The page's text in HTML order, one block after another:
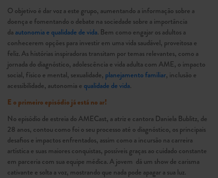
O objetivo é dar voz a este grupo, aumentando a informação sobre a
doença e fomentando o debate na sociedade sobre a importância
daautonomia e qualidade de vida. Bem como engajar os adultos a
conhecerem opções para investir em uma vida saudável, proveitosa e
feliz. As histórias inspiradoras transitam por temas relevantes, como a
jornada do diagnóstico, adolescência e vida adulta com AME, o impacto
social, físico e mental, sexualidade, planejamento familiar, inclusão e
acessibilidade, autonomia equalidade de vida.
E o primeiro episódio já está no ar!
No episódio de estreia do AMECast, a atriz e cantora Daniela Bublitz, de
28 anos, contou como foi o seu processo até o diagnóstico, os principais
desafios e impactos enfrentados, assim como a incursão na carreira
artística e suas maiores conquistas, possíveis graças ao cuidado constante
em parceria com sua equipe médica. A jovem dá um show de carisma
cativante e solta a voz, mostrando que nada pode apagar a sua luz.